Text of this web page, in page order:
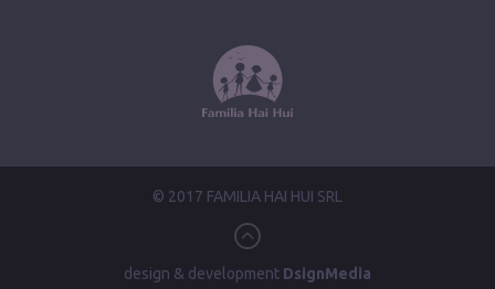
© 2017 FAMILIA HAI HUI SRL
design & development DsignMedia